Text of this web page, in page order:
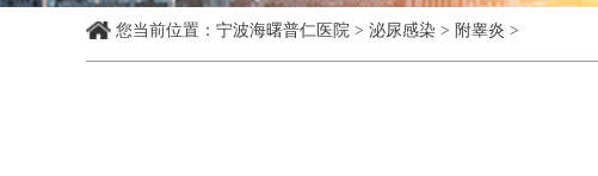
您当前位置 ： 宁波海曙普仁医院 > 泌尿感染 > 附睾炎 >